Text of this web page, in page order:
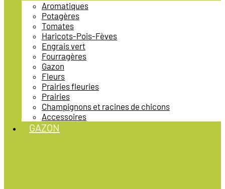
Aromatiques
Potagères
Tomates
Haricots-Pois-Fèves
Engrais vert
Fourragères
Gazon
Fleurs
Prairies fleuries
Prairies
Champignons et racines de chicons
Accessoires
GAZON